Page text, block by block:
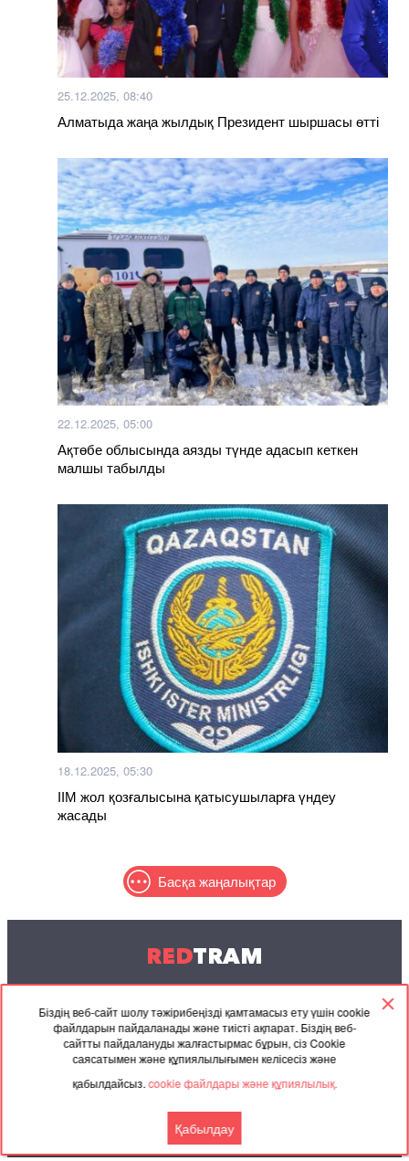
Біздің веб-сайт шолу тәжірибеңізді қамтамасыз ету үшін cookie
файлдарын пайдаланады және тиісті ақпарат. Біздің веб-
сайтты пайдалануды жалғастырмас бұрын, сіз Cookie
саясатымен және құпиялылығымен келісесіз және
қабылдайсыз.cookie файлдары және құпиялылық.
Қабылдау
25.12.2025, 08:40
Алматыда жаңа жылдық Президент шыршасы өтті
22.12.2025, 05:00
Ақтөбе облысында аязды түнде адасып кеткен
малшы табылды
18.12.2025, 05:30
ІІМ жол қозғалысына қатысушыларға үндеу
жасады
Басқа жаңалықтар
REDTRAM
© 2004-2026 Redtram, Ltd.
Ынтымақтастық
Серіктес
материалдар
Мұрағат
Келісімі
Байланысу